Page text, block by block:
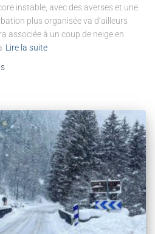
instable, avec des averses et une
plus organisée va d’ailleurs
associée à un coup de neige en
Lire la suite